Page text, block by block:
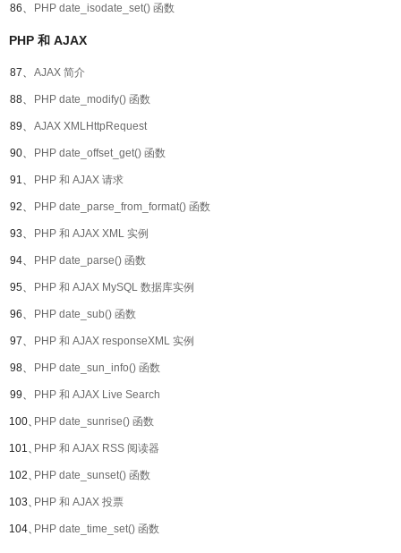
86、 PHP date_isodate_set() 函数
PHP 和 AJAX
87、 AJAX 简介
88、 PHP date_modify() 函数
89、 AJAX XMLHttpRequest
90、 PHP date_offset_get() 函数
91、 PHP 和 AJAX 请求
92、 PHP date_parse_from_format() 函数
93、 PHP 和 AJAX XML 实例
94、 PHP date_parse() 函数
95、 PHP 和 AJAX MySQL 数据库实例
96、 PHP date_sub() 函数
97、 PHP 和 AJAX responseXML 实例
98、 PHP date_sun_info() 函数
99、 PHP 和 AJAX Live Search
100、PHP date_sunrise() 函数
101、PHP 和 AJAX RSS 阅读器
102、PHP date_sunset() 函数
103、PHP 和 AJAX 投票
104、PHP date_time_set() 函数